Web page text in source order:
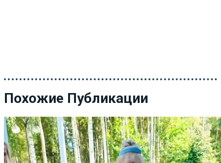
Похожие Публикации